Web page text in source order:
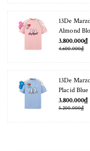
13De
Almond
3.800.000₫
4.600.000₫
13De
Placid Blue
3.800.000₫
5.200.000₫